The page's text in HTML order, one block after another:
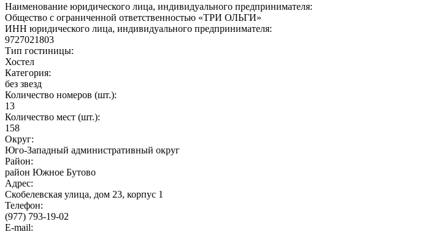
Наименование юридического лица, индивидуального предпринимателя:
Общество с ограниченной ответственностью «ТРИ ОЛЬГИ»
ИНН юридического лица, индивидуального предпринимателя:
9727021803
Тип гостиницы:
Хостел
Категория:
без звезд
Количество номеров (шт.):
13
Количество мест (шт.):
158
Округ:
Юго-Западный административный округ
Район:
район Южное Бутово
Адрес:
Скобелевская улица, дом 23, корпус 1
Телефон:
(977) 793-19-02
E-mail: